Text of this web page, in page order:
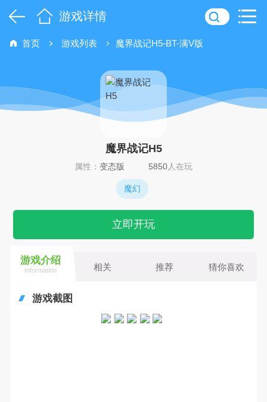
游戏详情
首页 游戏列表 魔界战记H5-BT-满V版
魔界战记H5
属性： 变态版 5850人在玩
魔幻
立即开玩
游戏介绍
Information 相关 推荐 猜你喜欢
游戏截图